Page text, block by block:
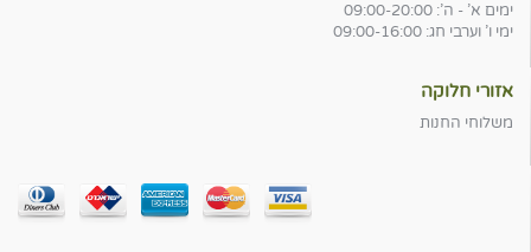
ימים א' - ה': 09:00-20:00
ימי ו' וערבי חג: 09:00-16:00
אזורי חלוקה
משלוחי החנות